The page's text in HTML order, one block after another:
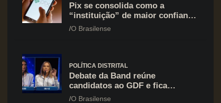
Pix se consolida como a
“instituição” de maior confiança
do brasileiro, supera Igreja e
O Brasilense
POLÍTICA DISTRITAL
Debate da Band reúne
candidatos ao GDF e fica
marcado por ofensiva contra
O Brasilense